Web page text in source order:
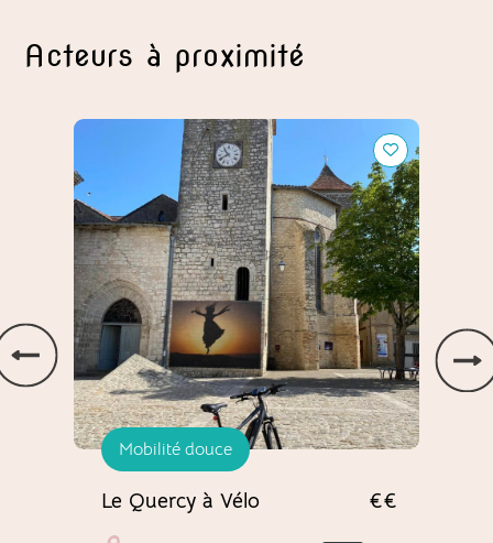
Acteurs à proximité
Mobilité douce
Le Quercy à Vélo €€
Le Quercy à Vélo